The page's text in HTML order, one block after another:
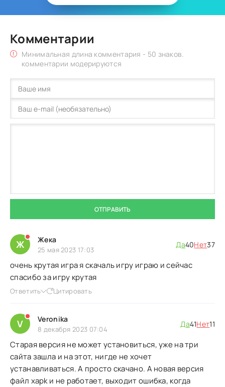
Комментарии
Минимальная длина комментария - 50 знаков.
комментарии модерируются
ОТПРАВИТЬ
Ж Жека
25 мая 2023 17:03
Да40Нет37
очень крутая игра я скачаль игру играю и сейчас
спасибо за игру крутая
Ответить Цитировать
V Veronika
8 декабря 2023 07:04
Да41Нет11
Старая версия не может установиться, уже на три
сайта зашла и на этот, нигде не хочет
устанавливаться. А просто скачано. А новая версия
файл xapk и не работает, выходит ошибка, когда